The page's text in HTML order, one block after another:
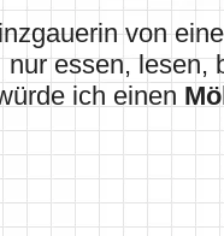
von
essen, lesen,
ich einen